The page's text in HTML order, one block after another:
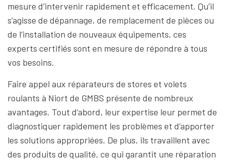
mesure d’intervenir rapidement et efficacement. Qu’il
s’agisse de dépannage, de remplacement de pièces ou
de l’installation de nouveaux équipements, ces
experts certifiés sont en mesure de répondre à tous
vos besoins.
Faire appel aux réparateurs de stores et volets
roulants à Niort de GMBS présente de nombreux
avantages. Tout d’abord, leur expertise leur permet de
diagnostiquer rapidement les problèmes et d’apporter
les solutions appropriées. De plus, ils travaillent avec
des produits de qualité, ce qui garantit une réparation